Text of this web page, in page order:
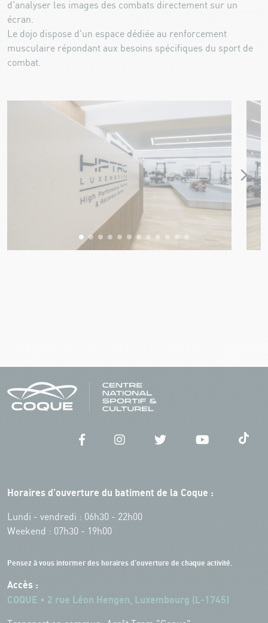
d'analyser les images des combats directement sur un
écran.
Le dojo dispose d'un espace dédiée au renforcement
musculaire répondant aux besoins spécifiques du sport de
combat.
Horaires d'ouverture du batiment de la Coque :
Lundi - vendredi : 06h30 - 22h00
Weekend : 07h30 - 19h00
Pensez à vous informer des horaires d'ouverture de chaque activité.
Accès :
COQUE • 2 rue Léon Hengen, Luxembourg (L-1745)